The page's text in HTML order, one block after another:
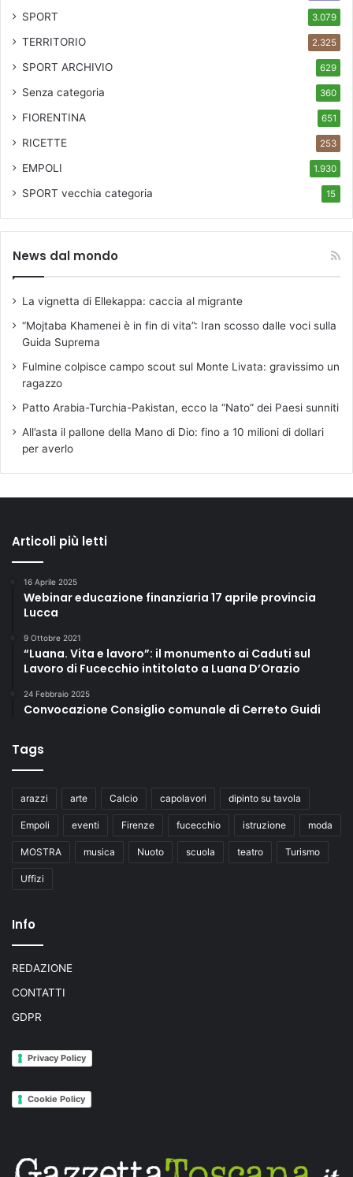
SPORT 3.079
TERRITORIO 2.325
SPORT ARCHIVIO 629
Senza categoria 360
FIORENTINA 651
RICETTE 253
EMPOLI 1.930
SPORT vecchia categoria 15
News dal mondo
La vignetta di Ellekappa: caccia al migrante
“Mojtaba Khamenei è in fin di vita”: Iran scosso dalle voci sulla
Guida Suprema
Fulmine colpisce campo scout sul Monte Livata: gravissimo un
ragazzo
Patto Arabia-Turchia-Pakistan, ecco la “Nato” dei Paesi sunniti
All’asta il pallone della Mano di Dio: fino a 10 milioni di dollari
per averlo
Articoli più letti
16 Aprile 2025
Webinar educazione finanziaria 17 aprile provincia
Lucca
9 Ottobre 2021
“Luana. Vita e lavoro”: il monumento ai Caduti sul
Lavoro di Fucecchio intitolato a Luana D’Orazio
24 Febbraio 2025
Convocazione Consiglio comunale di Cerreto Guidi
Tags
arazzi arte Calcio capolavori dipinto su tavola
Empoli eventi Firenze fucecchio istruzione moda
MOSTRA musica Nuoto scuola teatro Turismo
Uffizi
Info
REDAZIONE
CONTATTI
GDPR
Privacy Policy
Cookie Policy